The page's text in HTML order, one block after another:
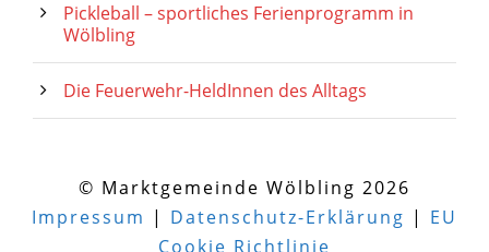
Pickleball – sportliches Ferienprogramm in
Wölbling
Die Feuerwehr-HeldInnen des Alltags
© Marktgemeinde Wölbling 2026
Impressum | Datenschutz-Erklärung | EU
Cookie Richtlinie